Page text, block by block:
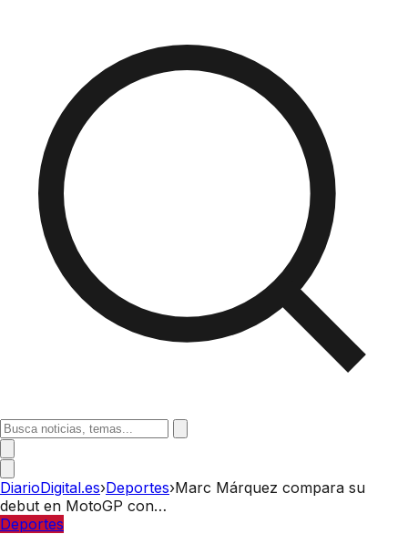
DiarioDigital.es›Deportes›Marc Márquez compara su
debut en MotoGP con…
Deportes